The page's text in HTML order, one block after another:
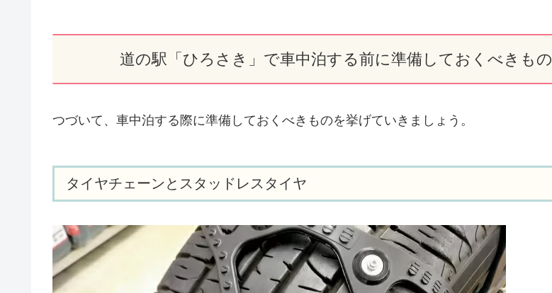
道の駅「ひろさき」で車中泊する前に準備しておくべきもの
つづいて、車中泊する際に準備しておくべきものを挙げていきましょう。
タイヤチェーンとスタッドレスタイヤ